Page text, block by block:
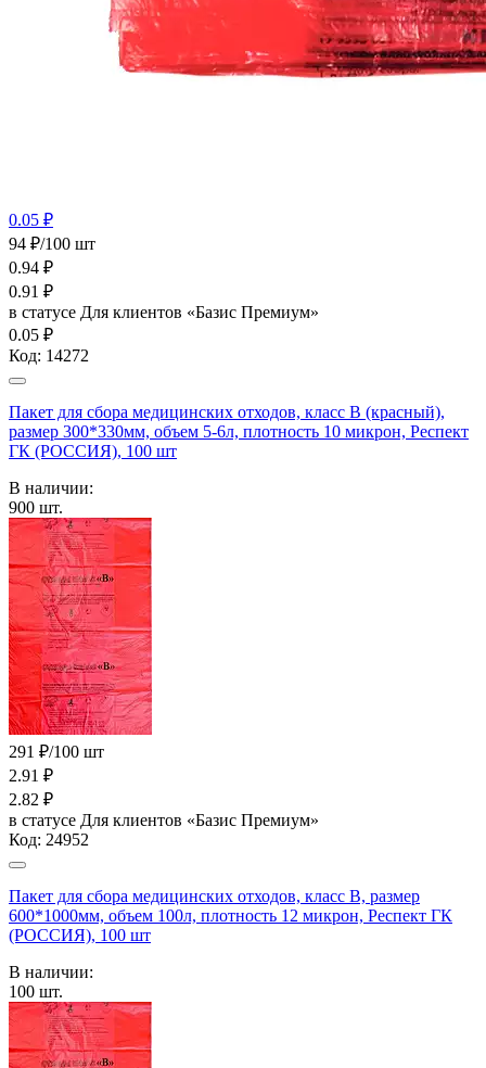
0.05 ₽
94 ₽/100 шт
0.94 ₽
0.91 ₽
в статусе Для клиентов «Базис Премиум»
0.05 ₽
Код: 14272
Пакет для сбора медицинских отходов, класс В (красный),
размер 300*330мм, объем 5-6л, плотность 10 микрон, Респект
ГК (РОССИЯ), 100 шт
В наличии:
900 шт.
291 ₽/100 шт
2.91 ₽
2.82 ₽
в статусе Для клиентов «Базис Премиум»
Код: 24952
Пакет для сбора медицинских отходов, класс В, размер
600*1000мм, объем 100л, плотность 12 микрон, Респект ГК
(РОССИЯ), 100 шт
В наличии:
100 шт.